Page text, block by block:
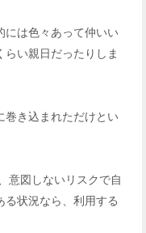
には色々あって仲いい
らい親日だったりしま
巻き込まれただけとい
意図しないリスクで自
る状況なら、利用する